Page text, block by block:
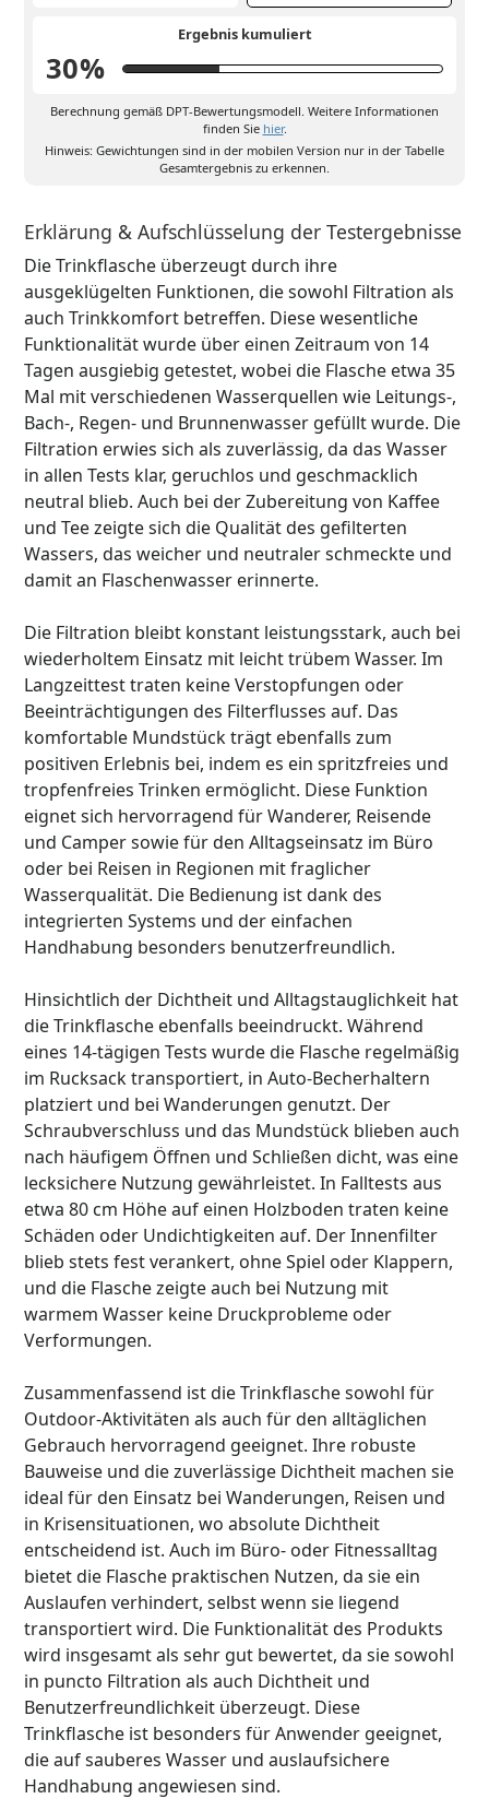
Ergebnis kumuliert
30%
Berechnung gemäß DPT-Bewertungsmodell. Weitere Informationen
finden Sie hier.
Hinweis: Gewichtungen sind in der mobilen Version nur in der Tabelle
Gesamtergebnis zu erkennen.
Erklärung & Aufschlüsselung der Testergebnisse
Die Trinkflasche überzeugt durch ihre
ausgeklügelten Funktionen, die sowohl Filtration als
auch Trinkkomfort betreffen. Diese wesentliche
Funktionalität wurde über einen Zeitraum von 14
Tagen ausgiebig getestet, wobei die Flasche etwa 35
Mal mit verschiedenen Wasserquellen wie Leitungs-,
Bach-, Regen- und Brunnenwasser gefüllt wurde. Die
Filtration erwies sich als zuverlässig, da das Wasser
in allen Tests klar, geruchlos und geschmacklich
neutral blieb. Auch bei der Zubereitung von Kaffee
und Tee zeigte sich die Qualität des gefilterten
Wassers, das weicher und neutraler schmeckte und
damit an Flaschenwasser erinnerte.
Die Filtration bleibt konstant leistungsstark, auch bei
wiederholtem Einsatz mit leicht trübem Wasser. Im
Langzeittest traten keine Verstopfungen oder
Beeinträchtigungen des Filterflusses auf. Das
komfortable Mundstück trägt ebenfalls zum
positiven Erlebnis bei, indem es ein spritzfreies und
tropfenfreies Trinken ermöglicht. Diese Funktion
eignet sich hervorragend für Wanderer, Reisende
und Camper sowie für den Alltagseinsatz im Büro
oder bei Reisen in Regionen mit fraglicher
Wasserqualität. Die Bedienung ist dank des
integrierten Systems und der einfachen
Handhabung besonders benutzerfreundlich.
Hinsichtlich der Dichtheit und Alltagstauglichkeit hat
die Trinkflasche ebenfalls beeindruckt. Während
eines 14-tägigen Tests wurde die Flasche regelmäßig
im Rucksack transportiert, in Auto-Becherhaltern
platziert und bei Wanderungen genutzt. Der
Schraubverschluss und das Mundstück blieben auch
nach häufigem Öffnen und Schließen dicht, was eine
lecksichere Nutzung gewährleistet. In Falltests aus
etwa 80 cm Höhe auf einen Holzboden traten keine
Schäden oder Undichtigkeiten auf. Der Innenfilter
blieb stets fest verankert, ohne Spiel oder Klappern,
und die Flasche zeigte auch bei Nutzung mit
warmem Wasser keine Druckprobleme oder
Verformungen.
Zusammenfassend ist die Trinkflasche sowohl für
Outdoor-Aktivitäten als auch für den alltäglichen
Gebrauch hervorragend geeignet. Ihre robuste
Bauweise und die zuverlässige Dichtheit machen sie
ideal für den Einsatz bei Wanderungen, Reisen und
in Krisensituationen, wo absolute Dichtheit
entscheidend ist. Auch im Büro- oder Fitnessalltag
bietet die Flasche praktischen Nutzen, da sie ein
Auslaufen verhindert, selbst wenn sie liegend
transportiert wird. Die Funktionalität des Produkts
wird insgesamt als sehr gut bewertet, da sie sowohl
in puncto Filtration als auch Dichtheit und
Benutzerfreundlichkeit überzeugt. Diese
Trinkflasche ist besonders für Anwender geeignet,
die auf sauberes Wasser und auslaufsichere
Handhabung angewiesen sind.